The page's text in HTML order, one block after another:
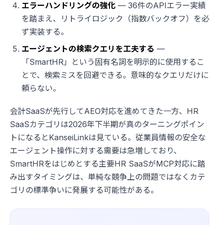
エラーハンドリングの強化 — 36件のAPIエラー実績
を踏まえ、リトライロジック（指数バックオフ）を必
ず実装する。
エージェントの検索クエリを工夫する —
「SmartHR」という固有名詞を明示的に使用するこ
とで、検索ミスを回避できる。意味的なクエリだけに
頼らない。
会計SaaSが先行してAEO対応を進めてきた一方、HR
SaaSカテゴリは2026年下半期が真のターニングポイン
トになるとKanseiLinkは見ている。従業員情報の安全な
エージェント操作に対する需要は急増しており、
SmartHRをはじめとする主要HR SaaSがMCP対応に踏
み出すタイミングは、単純な競争上の問題ではなくカテ
ゴリの標準争いに発展する可能性がある。